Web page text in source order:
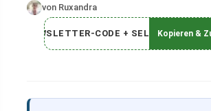
von Ruxandra
NEWSLETTER-CODE + SELBSTKopieren &